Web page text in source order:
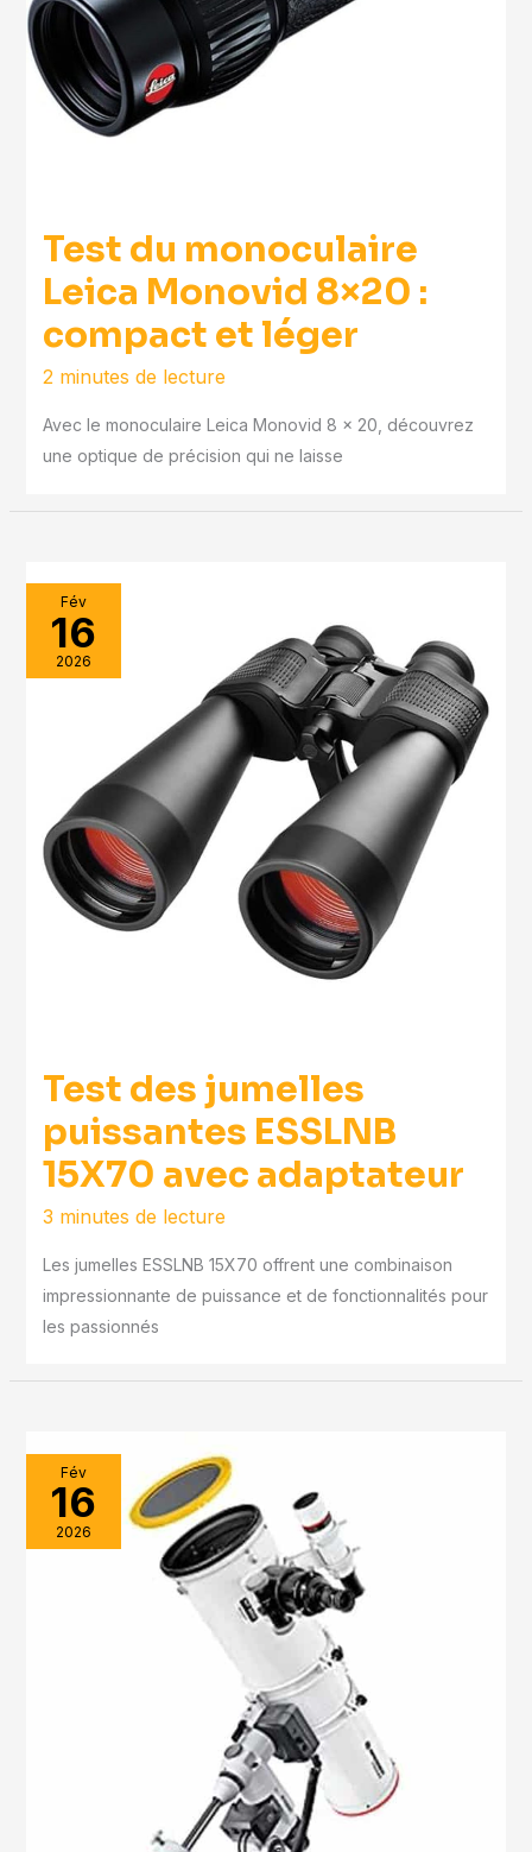
Test du monoculaire
Leica Monovid 8×20 :
compact et léger
2 minutes de lecture
Avec le monoculaire Leica Monovid 8 x 20, découvrez
une optique de précision qui ne laisse
Fév
16
2026
Test des jumelles
puissantes ESSLNB
15X70 avec adaptateur
3 minutes de lecture
Les jumelles ESSLNB 15X70 offrent une combinaison
impressionnante de puissance et de fonctionnalités pour
les passionnés
Fév
16
2026